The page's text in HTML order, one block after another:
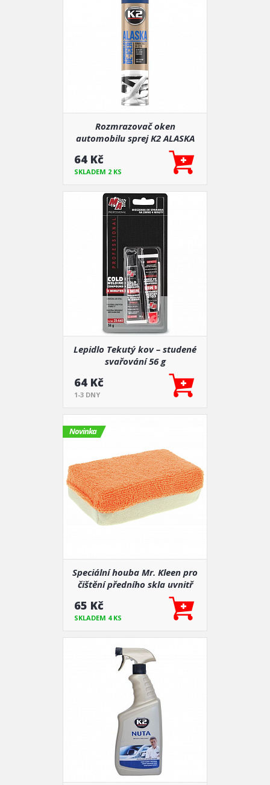
Rozmrazovač oken
automobilu sprej K2 ALASKA
300 ml + škrabka
64 Kč
SKLADEM 2 KS
Lepidlo Tekutý kov – studené
svařování 56 g
64 Kč
1-3 DNY
Novinka
Speciální houba Mr. Kleen pro
čištění předního skla uvnitř
65 Kč
SKLADEM 4 KS